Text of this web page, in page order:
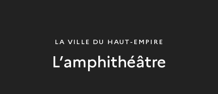
LA VILLE DU HAUT-EMPIRE
L’amphithéâtre